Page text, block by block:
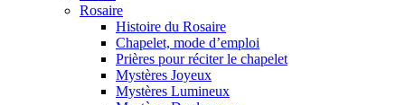
Rosaire
Histoire du Rosaire
Chapelet, mode d’emploi
Prières pour réciter le chapelet
Mystères Joyeux
Mystères Lumineux